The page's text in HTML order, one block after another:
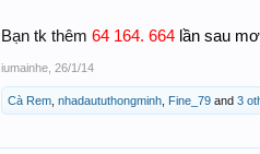
Bạn tk thêm 64 164. 664 lần sau
iumainhe 26/1/14
Cà Rem nhadaututhongminh Fine_79 and 3